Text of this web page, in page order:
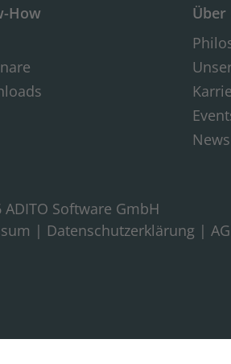
How
Über
News
Software GmbH
| Datenschutzerklärung |